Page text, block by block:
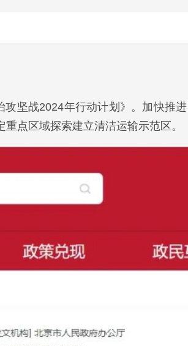
坚战2024年行动计划》。加快推
点区域探索建立清洁运输示范区。